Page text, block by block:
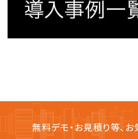
無料デモ・お見積り等、